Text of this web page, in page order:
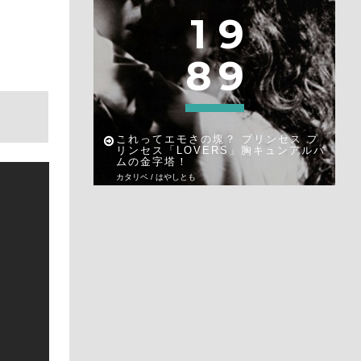
1 9
89
これってエモさの塊？ プリンセス プ
リンセス「LOVERS」胸キュンアルバ
ムの金字塔！
カタリベ / はやしとも